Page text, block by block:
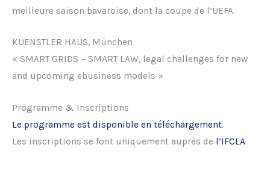
meilleure saison bavaroise, dont la coupe de l’UEFA.
KUENSTLER HAUS, München
« SMART GRIDS – SMART LAW, legal challenges for new
and upcoming ebusiness models »
Programme & Inscriptions
Le programme est disponible en téléchargement.
Les inscriptions se font uniquement auprès de l’IFCLA